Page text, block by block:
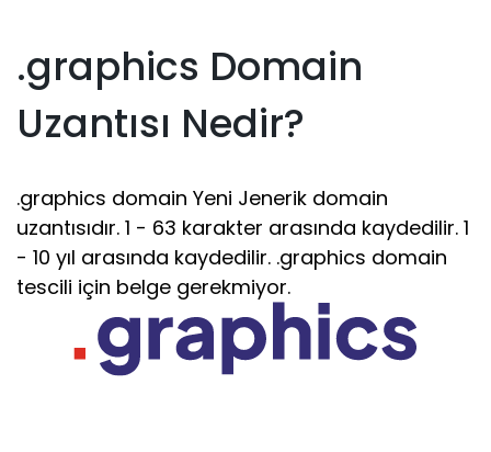
.graphics Domain
Uzantısı Nedir?
.graphics domain Yeni Jenerik domain
uzantısıdır. 1 - 63 karakter arasında kaydedilir. 1
- 10 yıl arasında kaydedilir. .graphics domain
tescili için belge gerekmiyor.